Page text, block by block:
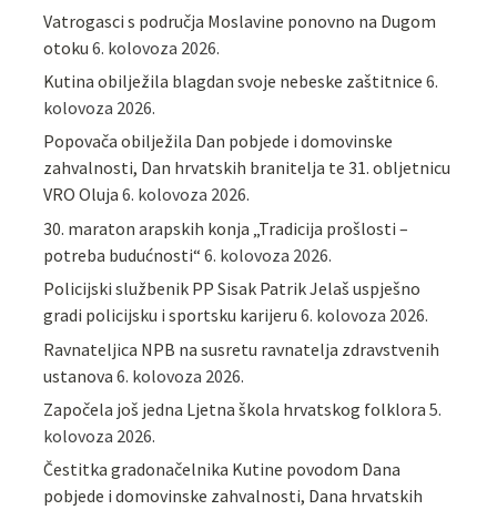
Vatrogasci s područja Moslavine ponovno na Dugom
otoku 6. kolovoza 2026.
Kutina obilježila blagdan svoje nebeske zaštitnice 6.
kolovoza 2026.
Popovača obilježila Dan pobjede i domovinske
zahvalnosti, Dan hrvatskih branitelja te 31. obljetnicu
VRO Oluja 6. kolovoza 2026.
30. maraton arapskih konja „Tradicija prošlosti –
potreba budućnosti“ 6. kolovoza 2026.
Policijski službenik PP Sisak Patrik Jelaš uspješno
gradi policijsku i sportsku karijeru 6. kolovoza 2026.
Ravnateljica NPB na susretu ravnatelja zdravstvenih
ustanova 6. kolovoza 2026.
Započela još jedna Ljetna škola hrvatskog folklora 5.
kolovoza 2026.
Čestitka gradonačelnika Kutine povodom Dana
pobjede i domovinske zahvalnosti, Dana hrvatskih